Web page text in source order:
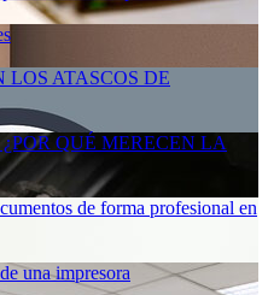
LOS ATASCOS DE
QUÉ MERECEN LA
de forma profesional en
una impresora